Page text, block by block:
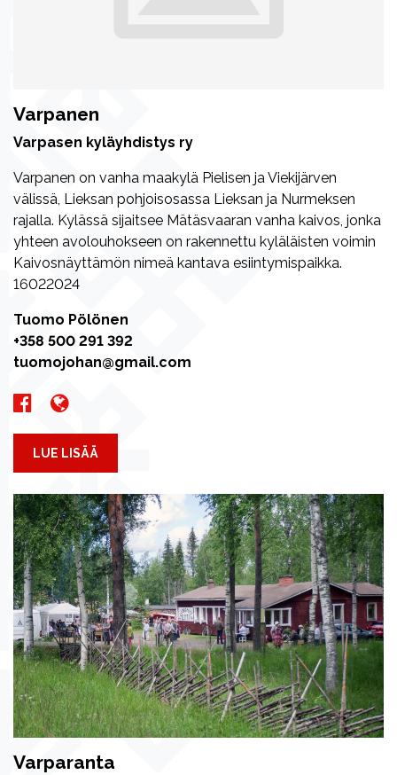
Varpanen
Varpasen kyläyhdistys ry
Varpanen on vanha maakylä Pielisen ja Viekijärven
välissä, Lieksan pohjoisosassa Lieksan ja Nurmeksen
rajalla. Kylässä sijaitsee Mätäsvaaran vanha kaivos, jonka
yhteen avolouhokseen on rakennettu kyläläisten voimin
Kaivosnäyttämön nimeä kantava esiintymispaikka.
16022024
Tuomo Pölönen
+358 500 291 392
tuomojohan@gmail.com
LUE LISÄÄ
Varparanta